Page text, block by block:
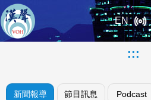
EN
:::
新聞報導 節目訊息 Podcast